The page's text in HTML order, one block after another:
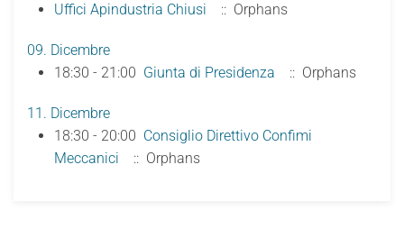
Uffici Apindustria Chiusi
:: Orphans
09. Dicembre
18:30 - 21:00 Giunta di Presidenza :: Orphans
11. Dicembre
18:30 - 20:00 Consiglio Direttivo Confimi
Meccanici
:: Orphans